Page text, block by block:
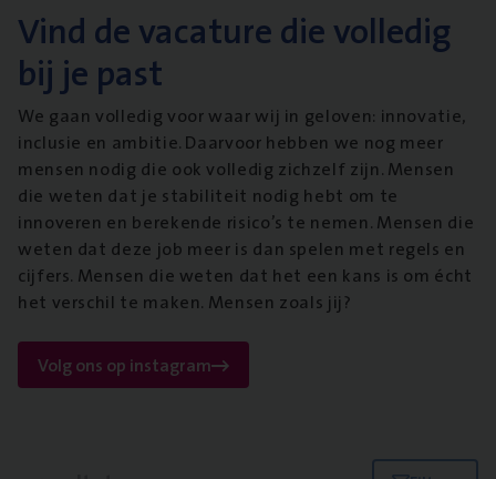
Vind de vacature die volledig
bij je past
We gaan volledig voor waar wij in geloven: innovatie,
inclusie en ambitie. Daarvoor hebben we nog meer
mensen nodig die ook volledig zichzelf zijn. Mensen
die weten dat je stabiliteit nodig hebt om te
innoveren en berekende risico’s te nemen. Mensen die
weten dat deze job meer is dan spelen met regels en
cijfers. Mensen die weten dat het een kans is om écht
het verschil te maken. Mensen zoals jij?
Volg ons op instagram